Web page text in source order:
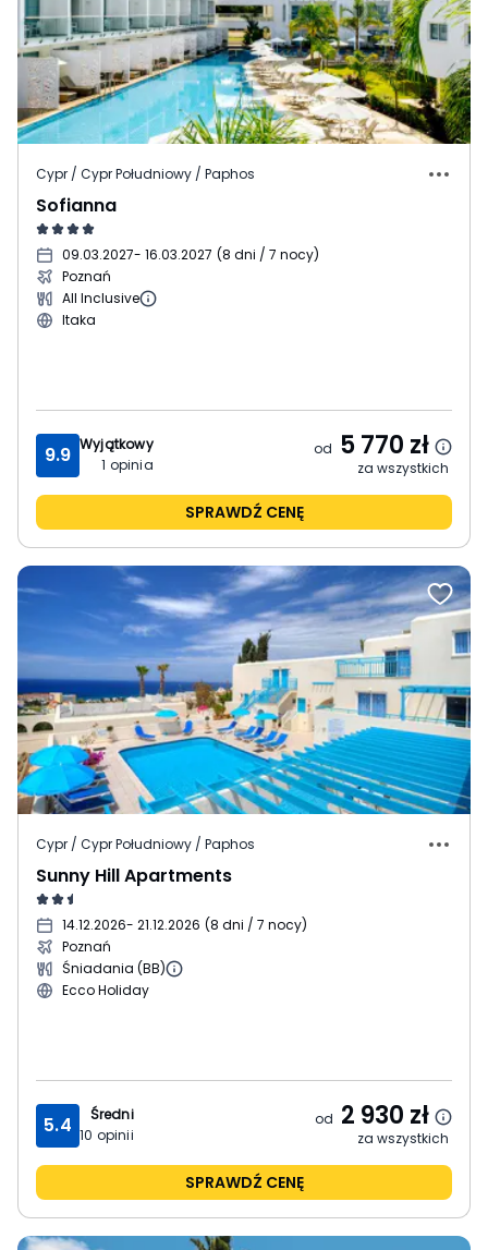
Cypr / Cypr Południowy / Paphos
Sofianna
09.03.2027- 16.03.2027 (8 dni / 7 nocy)
Poznań
All Inclusive
Itaka
9.9 Wyjątkowy
1 opinia
od 5 770 zł
za wszystkich
SPRAWDŹ CENĘ
Cypr / Cypr Południowy / Paphos
Sunny Hill Apartments
14.12.2026- 21.12.2026 (8 dni / 7 nocy)
Poznań
Śniadania (BB)
Ecco Holiday
5.4
Średni
10 opinii
od 2 930 zł
za wszystkich
SPRAWDŹ CENĘ